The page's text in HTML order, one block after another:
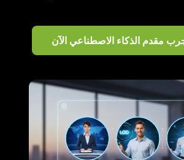
مقدم الذكاء الاصطناعي الآن